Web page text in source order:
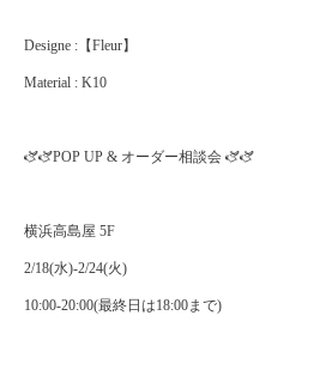
Designe :【Fleur】
Material : K10
🫏🫏POP UP & オーダー相談会 🫏🫏
横浜高島屋 5F
2/18(水)-2/24(火)
10:00-20:00(最終日は18:00まで)